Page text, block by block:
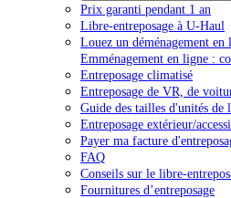
Prix garanti pendant 1 an
Libre-entreposage à U-Haul
Louez un déménagement en
Emménagement en ligne :
Entreposage climatisé
Entreposage de VR, de
Guide des tailles d'unités de
Entreposage extérieur/
Payer ma facture
FAQ
Conseils sur le libre-
Fournitures d’entreposage